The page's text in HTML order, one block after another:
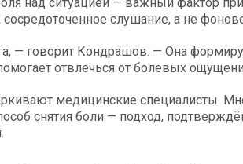
слушание, а не
— говорит Кондрашов. — Она
отвлечься от болевых
медицинские специалисты.
снятия боли — подход,